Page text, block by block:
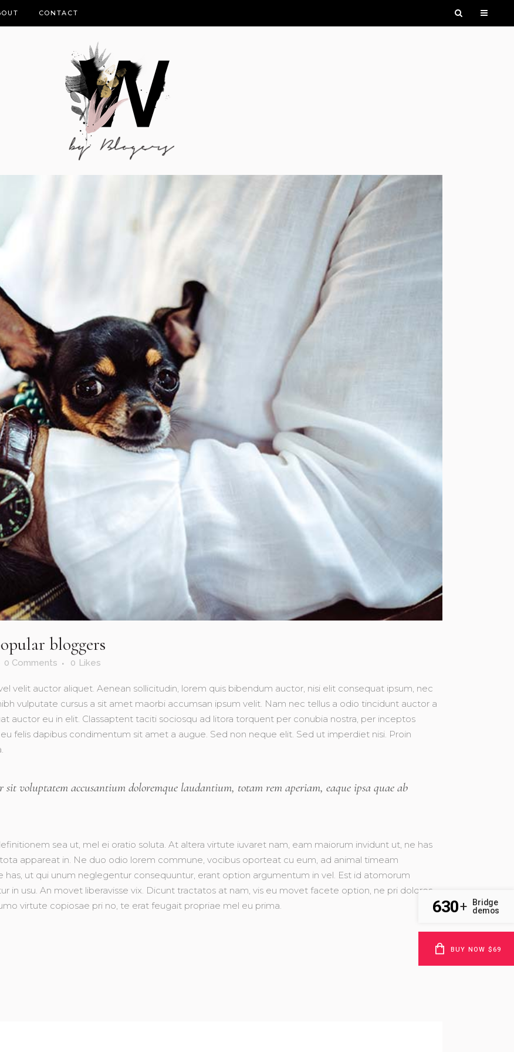
CONTACT
bloggers
0 Comments 0 Likes
velit auctor aliquet. Aenean sollicitudin, lorem quis bibendum auctor, nisi elit consequat ipsum, nec
vulputate cursus a sit amet maorbi accumsan ipsum velit. Nam nec tellus a odio tincidunt auctor a
auctor eu in elit. Classaptent taciti sociosqu ad litora torquent per conubia nostra, per inceptos
felis dapibus condimentum sit amet a augue. Sed non neque elit. Sed ut imperdiet nisi. Proin
sit voluptatem accusantium doloremque laudantium, totam rem aperiam, eaque ipsa quae ab
sea ut, mel ei oratio soluta. At altera virtute iuvaret nam, eam maiorum invidunt ut, ne has
appareat in. Ne duo odio lorem commune, vocibus oporteat cu eum, ad animal timeam
ut qui unum neglegentur consequuntur, erant option argumentum in vel. Est id atomorum
in usu. An movet liberavisse vix. Dicunt tractatos at nam, vis eu movet facete option, ne pri dolores
virtute copiosae pri no, te erat feugait propriae mel eu prima.
630+
Bridge
demos
BUY NOW $69